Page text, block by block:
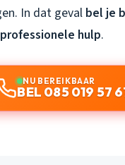
In dat geval bel je
hulp.
NU BEREIKBAAR
BEL 085 019 57